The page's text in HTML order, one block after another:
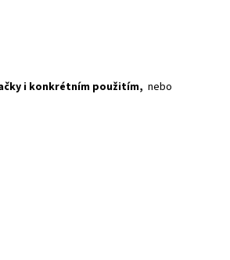
i konkrétním použitím, nebo